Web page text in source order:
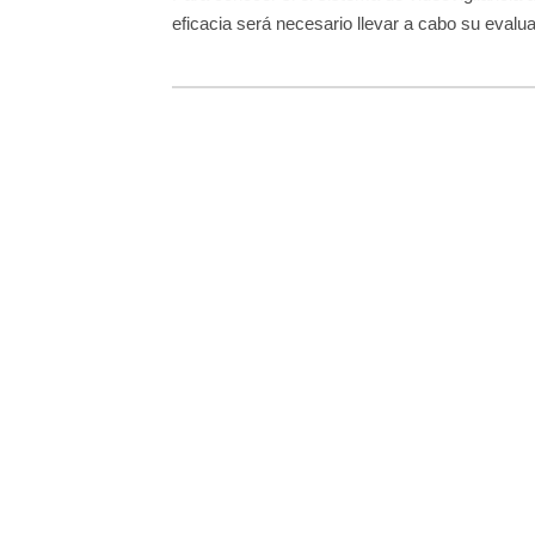
eficacia será necesario llevar a cabo su